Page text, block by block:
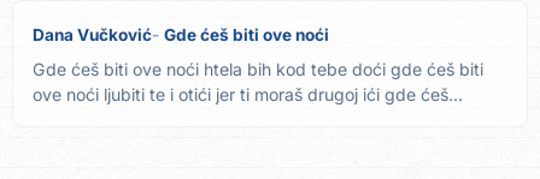
Dana Vučković Gde ćeš biti ove noći
Gde ćeš biti ove noći htela bih kod tebe doći gde ćeš biti
ove noći ljubiti te i otići jer ti moraš drugoj ići gde ćeš...